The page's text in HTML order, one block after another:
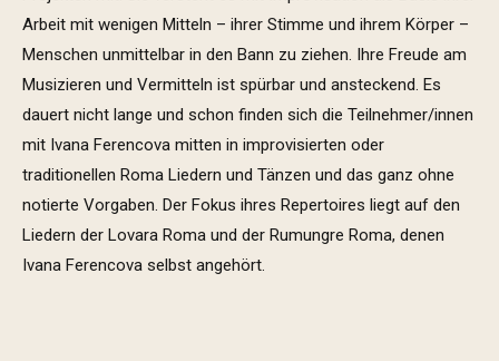
Arbeit mit wenigen Mitteln – ihrer Stimme und ihrem Körper –
Menschen unmittelbar in den Bann zu ziehen. Ihre Freude am
Musizieren und Vermitteln ist spürbar und ansteckend. Es
dauert nicht lange und schon finden sich die Teilnehmer/innen
mit Ivana Ferencova mitten in improvisierten oder
traditionellen Roma Liedern und Tänzen und das ganz ohne
notierte Vorgaben. Der Fokus ihres Repertoires liegt auf den
Liedern der Lovara Roma und der Rumungre Roma, denen
Ivana Ferencova selbst angehört.